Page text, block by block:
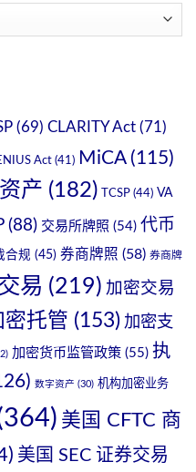
(69) CLARITY Act (71)
Act (41) MiCA(115)
产 (182) TCSP (44) VA
(88) 交易所牌照 (54) 代币
合规 (45) 券商牌照 (58) 券商牌
易 (219) 加密交易
密托管 (153) 加密支
加密货币监管政策 (55) 执
数字资产 (30) 机构加密业务
美国 CFTC 商
美国 SEC 证券交易